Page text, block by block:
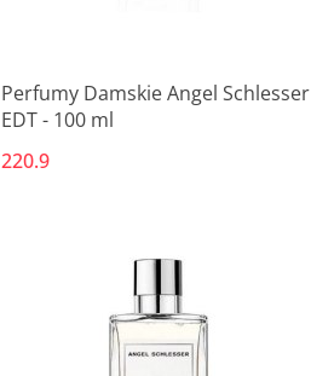
Perfumy Damskie Angel Schlesser
EDT - 100 ml
220.9